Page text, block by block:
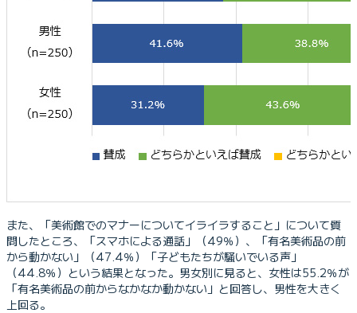
また、「美術館でのマナーについてイライラすること」について質
問したところ、「スマホによる通話」（49％）、「有名美術品の前
から動かない」（47.4％）「子どもたちが騒いでいる声」
（44.8％）という結果となった。男女別に見ると、女性は55.2％が
「有名美術品の前からなかなか動かない」と回答し、男性を大きく
上回る。